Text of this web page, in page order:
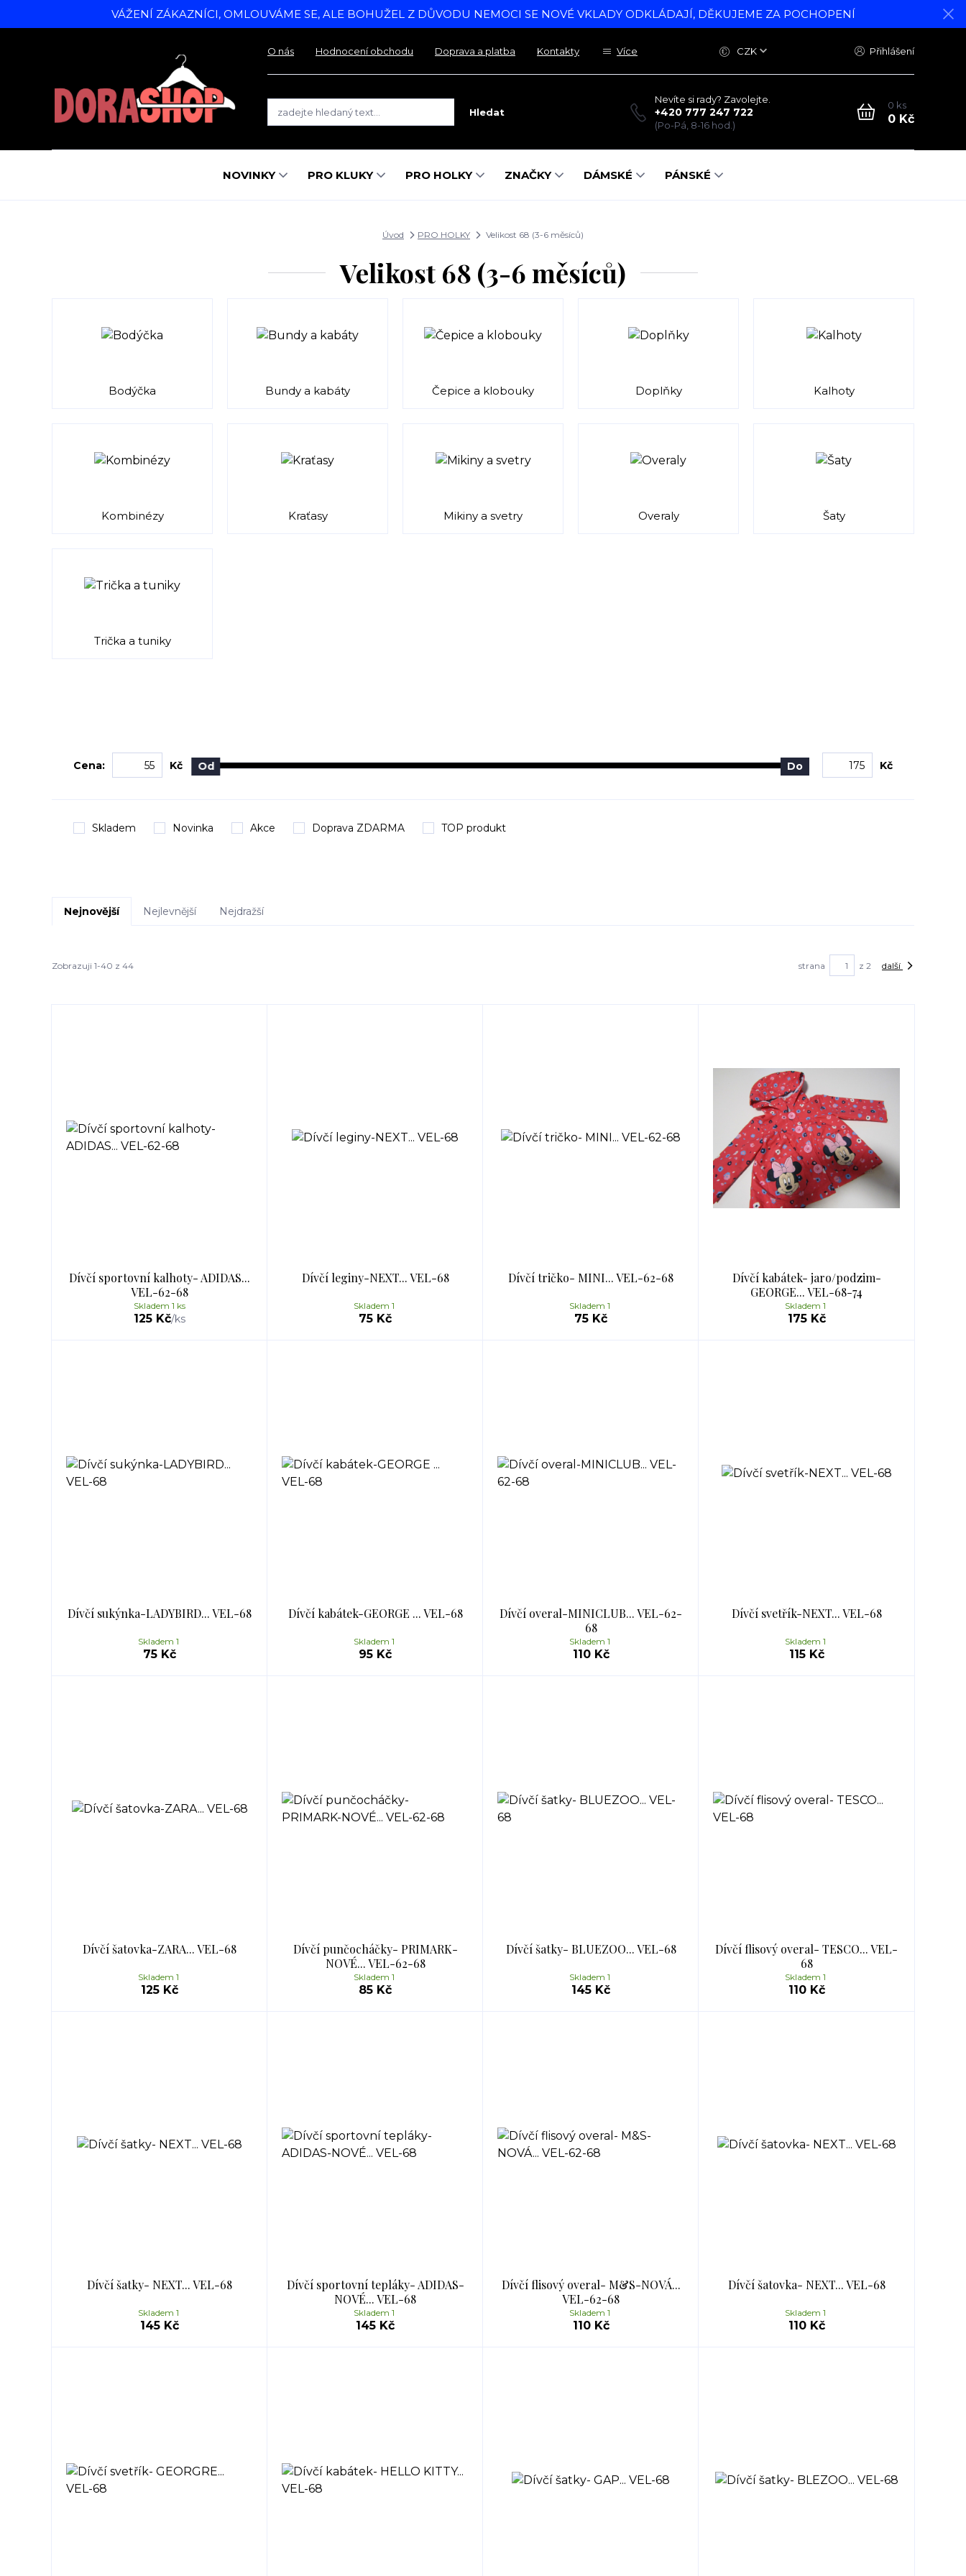
VÁŽENÍ ZÁKAZNÍCI, OMLOUVÁME SE, ALE BOHUŽEL Z DŮVODU NEMOCI SE NOVÉ VKLADY ODKLÁDAJÍ, DĚKUJEME ZA POCHOPENÍ
O nás Hodnocení obchodu Doprava a platba Kontakty Více CZK Přihlášení
Hledat
Nevíte si rady? Zavolejte.
+420 777 247 722
(Po-Pá, 8-16 hod.)
0 ks
0 Kč
NOVINKY PRO KLUKY PRO HOLKY ZNAČKY DÁMSKÉ PÁNSKÉ
Úvod PRO HOLKY Velikost 68 (3-6 měsíců)
Velikost 68 (3-6 měsíců)
Bodýčka Bundy a kabáty Čepice a klobouky Doplňky Kalhoty
Kombinézy Kraťasy Mikiny a svetry Overaly Šaty
Trička a tuniky
Cena: Kč Od Do Kč
Skladem Novinka Akce Doprava ZDARMA TOP produkt
Nejnovější Nejlevnější Nejdražší
Zobrazuji 1-40 z 44 strana z 2 další
Dívčí sportovní kalhoty- ADIDAS...
VEL-62-68
125 Kč/ks
Skladem 1 ks
Dívčí leginy-NEXT... VEL-68
75 Kč
Skladem 1
Dívčí tričko- MINI... VEL-62-68
75 Kč
Skladem 1
Dívčí kabátek- jaro/podzim-
GEORGE... VEL-68-74
175 Kč
Skladem 1
Dívčí sukýnka-LADYBIRD... VEL-68
75 Kč
Skladem 1
Dívčí kabátek-GEORGE ... VEL-68
95 Kč
Skladem 1
Dívčí overal-MINICLUB... VEL-62-
68
110 Kč
Skladem 1
Dívčí svetřík-NEXT... VEL-68
115 Kč
Skladem 1
Dívčí šatovka-ZARA... VEL-68
125 Kč
Skladem 1
Dívčí punčocháčky- PRIMARK-
NOVÉ... VEL-62-68
85 Kč
Skladem 1
Dívčí šatky- BLUEZOO... VEL-68
145 Kč
Skladem 1
Dívčí flisový overal- TESCO... VEL-
68
110 Kč
Skladem 1
Dívčí šatky- NEXT... VEL-68
145 Kč
Skladem 1
Dívčí sportovní tepláky- ADIDAS-
NOVÉ... VEL-68
145 Kč
Skladem 1
Dívčí flisový overal- M&S-NOVÁ...
VEL-62-68
110 Kč
Skladem 1
Dívčí šatovka- NEXT... VEL-68
110 Kč
Skladem 1